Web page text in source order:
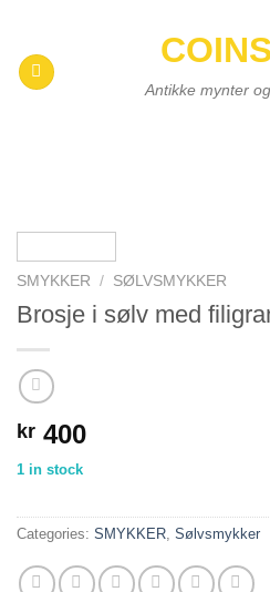
content
Antikke mynter
SMYKKER / SØLVSMYKKER
Brosje i sølv med
kr 400
1 in stock
Categories: SMYKKER, Sølvsmykker